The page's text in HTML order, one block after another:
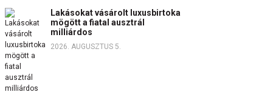
Lakásokat vásárolt luxusbirtoka
mögött a fiatal ausztrál
milliárdos
2026. AUGUSZTUS 5.